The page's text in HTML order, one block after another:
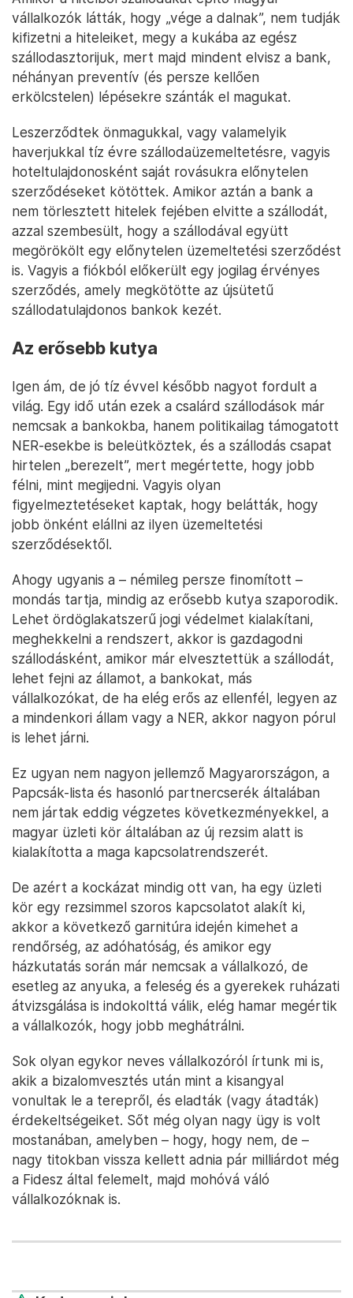
vállalkozók látták, hogy „vége a dalnak”, nem tudják
kifizetni a hiteleiket, megy a kukába az egész
szállodasztorijuk, mert majd mindent elvisz a bank,
néhányan preventív (és persze kellően
erkölcstelen) lépésekre szánták el magukat.
Leszerződtek önmagukkal, vagy valamelyik
haverjukkal tíz évre szállodaüzemeltetésre, vagyis
hoteltulajdonosként saját rovásukra előnytelen
szerződéseket kötöttek. Amikor aztán a bank a
nem törlesztett hitelek fejében elvitte a szállodát,
azzal szembesült, hogy a szállodával együtt
megörökölt egy előnytelen üzemeltetési szerződést
is. Vagyis a fiókból előkerült egy jogilag érvényes
szerződés, amely megkötötte az újsütetű
szállodatulajdonos bankok kezét.
Az erősebb kutya
Igen ám, de jó tíz évvel később nagyot fordult a
világ. Egy idő után ezek a csalárd szállodások már
nemcsak a bankokba, hanem politikailag támogatott
NER-esekbe is beleütköztek, és a szállodás csapat
hirtelen „berezelt”, mert megértette, hogy jobb
félni, mint megijedni. Vagyis olyan
figyelmeztetéseket kaptak, hogy belátták, hogy
jobb önként elállni az ilyen üzemeltetési
szerződésektől.
Ahogy ugyanis a – némileg persze finomított –
mondás tartja, mindig az erősebb kutya szaporodik.
Lehet ördöglakatszerű jogi védelmet kialakítani,
meghekkelni a rendszert, akkor is gazdagodni
szállodásként, amikor már elvesztettük a szállodát,
lehet fejni az államot, a bankokat, más
vállalkozókat, de ha elég erős az ellenfél, legyen az
a mindenkori állam vagy a NER, akkor nagyon pórul
is lehet járni.
Ez ugyan nem nagyon jellemző Magyarországon, a
Papcsák-lista és hasonló partnercserék általában
nem jártak eddig végzetes következményekkel, a
magyar üzleti kör általában az új rezsim alatt is
kialakította a maga kapcsolatrendszerét.
De azért a kockázat mindig ott van, ha egy üzleti
kör egy rezsimmel szoros kapcsolatot alakít ki,
akkor a következő garnitúra idején kimehet a
rendőrség, az adóhatóság, és amikor egy
házkutatás során már nemcsak a vállalkozó, de
esetleg az anyuka, a feleség és a gyerekek ruházati
átvizsgálása is indokolttá válik, elég hamar megértik
a vállalkozók, hogy jobb meghátrálni.
Sok olyan egykor neves vállalkozóról írtunk mi is,
akik a bizalomvesztés után mint a kisangyal
vonultak le a terepről, és eladták (vagy átadták)
érdekeltségeiket. Sőt még olyan nagy ügy is volt
mostanában, amelyben – hogy, hogy nem, de –
nagy titokban vissza kellett adnia pár milliárdot még
a Fidesz által felemelt, majd mohóvá váló
vállalkozóknak is.